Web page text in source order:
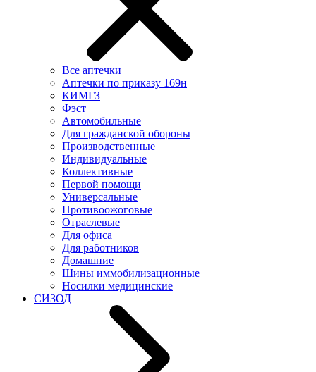
Все аптечки
Аптечки по приказу 169н
КИМГЗ
Фэст
Автомобильные
Для гражданской обороны
Производственные
Индивидуальные
Коллективные
Первой помощи
Универсальные
Противоожоговые
Отраслевые
Для офиса
Для работников
Домашние
Шины иммобилизационные
Носилки медицинские
СИЗОД